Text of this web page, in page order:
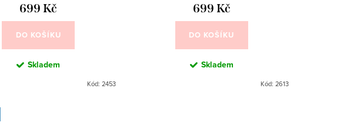
699 Kč
DO KOŠÍKU
Skladem
Kód: 2453
699 Kč
DO KOŠÍKU
Skladem
Kód: 2613